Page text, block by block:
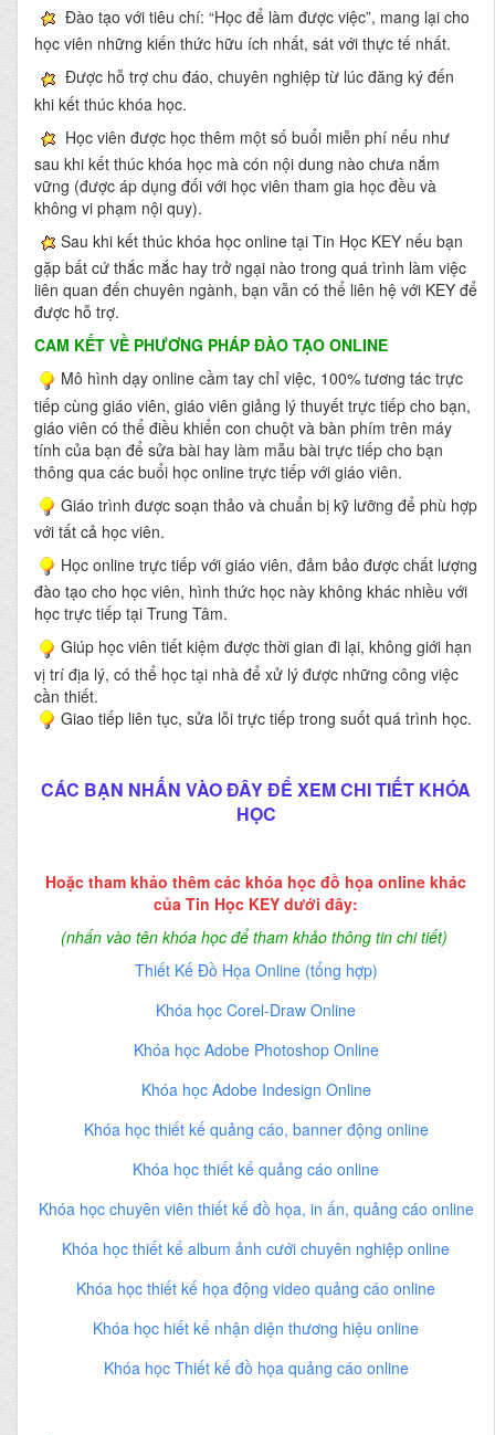
Đào tạo với tiêu chí: “Học để làm được việc”, mang lại cho
học viên những kiến thức hữu ích nhất, sát với thực tế nhất.
Được hỗ trợ chu đáo, chuyên nghiệp từ lúc đăng ký đến
khi kết thúc khóa học.
Học viên được học thêm một số buổi miễn phí nếu như
sau khi kết thúc khóa học mà cón nội dung nào chưa nắm
vững (được áp dụng đối với học viên tham gia học đều và
không vi phạm nội quy).
Sau khi kết thúc khóa học online tại Tin Học KEY nếu bạn
gặp bất cứ thắc mắc hay trở ngại nào trong quá trình làm việc
liên quan đến chuyên ngành, bạn vẫn có thể liên hệ với KEY để
được hỗ trợ.
CAM KẾT VỀ PHƯƠNG PHÁP ĐÀO TẠO ONLINE
Mô hình dạy online cầm tay chỉ việc, 100% tương tác trực
tiếp cùng giáo viên, giáo viên giảng lý thuyết trực tiếp cho bạn,
giáo viên có thể điều khiển con chuột và bàn phím trên máy
tính của bạn để sửa bài hay làm mẫu bài trực tiếp cho bạn
thông qua các buổi học online trực tiếp với giáo viên.
Giáo trình được soạn thảo và chuẩn bị kỹ lưỡng để phù hợp
với tất cả học viên.
Học online trực tiếp với giáo viên, đảm bảo được chất lượng
đào tạo cho học viên, hình thức học này không khác nhiều với
học trực tiếp tại Trung Tâm.
Giúp học viên tiết kiệm được thời gian đi lại, không giới hạn
vị trí địa lý, có thể học tại nhà để xử lý được những công việc
cần thiết.
Giao tiếp liên tục, sửa lỗi trực tiếp trong suốt quá trình học.
CÁC BẠN NHẤN VÀO ĐÂY ĐỂ XEM CHI TIẾT KHÓA
HỌC
Hoặc tham khảo thêm các khóa học đồ họa online khác
của Tin Học KEY dưới đây:
(nhấn vào tên khóa học để tham khảo thông tin chi tiết)
Thiết Kế Đồ Họa Online (tổng hợp)
Khóa học Corel-Draw Online
Khóa học Adobe Photoshop Online
Khóa học Adobe Indesign Online
Khóa học thiết kế quảng cáo, banner động online
Khóa học thiết kế quảng cáo online
Khóa học chuyên viên thiết kế đồ họa, in ấn, quảng cáo online
Khóa học thiết kế album ảnh cưới chuyên nghiệp online
Khóa học thiết kế họa động video quảng cáo online
Khóa học hiết kế nhận diện thương hiệu online
Khóa học Thiết kế đồ họa quảng cáo online